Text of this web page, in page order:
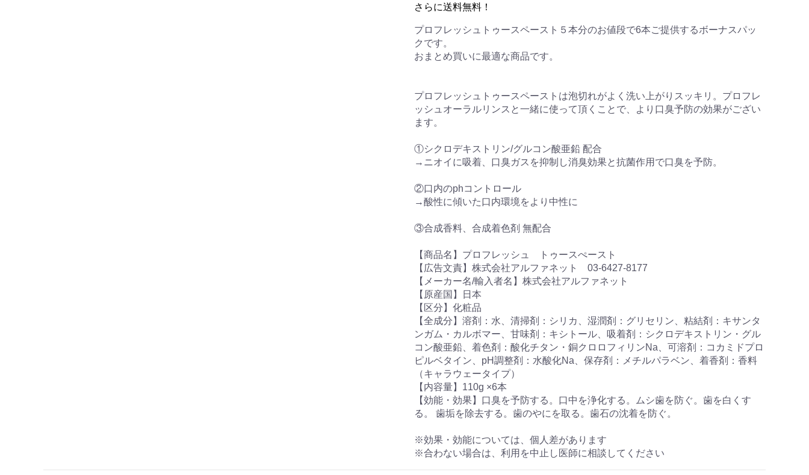
さらに送料無料！
プロフレッシュトゥースペースト５本分のお値段で6本ご提供するボーナスパッ
クです。
おまとめ買いに最適な商品です。
プロフレッシュトゥースペーストは泡切れがよく洗い上がりスッキリ。プロフレ
ッシュオーラルリンスと一緒に使って頂くことで、より口臭予防の効果がござい
ます。
①シクロデキストリン/グルコン酸亜鉛 配合
→ニオイに吸着、口臭ガスを抑制し消臭効果と抗菌作用で口臭を予防。
②口内のphコントロール
→酸性に傾いた口内環境をより中性に
③合成香料、合成着色剤 無配合
【商品名】プロフレッシュ トゥースぺースト
【広告文責】株式会社アルファネット 03-6427-8177
【メーカー名/輸入者名】株式会社アルファネット
【原産国】日本
【区分】化粧品
【全成分】溶剤：水、清掃剤：シリカ、湿潤剤：グリセリン、粘結剤：キサンタ
ンガム・カルボマー、甘味剤：キシトール、吸着剤：シクロデキストリン・グル
コン酸亜鉛、着色剤：酸化チタン・銅クロロフィリンNa、可溶剤：コカミドプロ
ピルベタイン、pH調整剤：水酸化Na、保存剤：メチルパラベン、着香剤：香料
（キャラウェータイプ）
【内容量】110g ×6本
【効能・効果】口臭を予防する。口中を浄化する。ムシ歯を防ぐ。歯を白くす
る。 歯垢を除去する。歯のやにを取る。歯石の沈着を防ぐ。
※効果・効能については、個人差があります
※合わない場合は、利用を中止し医師に相談してください